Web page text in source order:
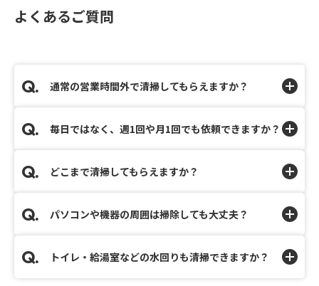
よくあるご質問
通常の営業時間外で清掃してもらえますか？
毎日ではなく、週1回や月1回でも依頼できますか？
どこまで清掃してもらえますか？
パソコンや機器の周囲は掃除しても大丈夫？
トイレ・給湯室などの水回りも清掃できますか？